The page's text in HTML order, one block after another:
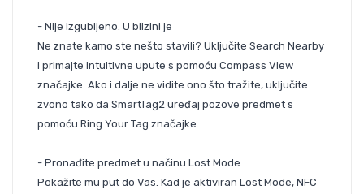
- Nije izgubljeno. U blizini je
Ne znate kamo ste nešto stavili? Uključite Search Nearby
i primajte intuitivne upute s pomoću Compass View
značajke. Ako i dalje ne vidite ono što tražite, uključite
zvono tako da SmartTag2 uređaj pozove predmet s
pomoću Ring Your Tag značajke.
- Pronađite predmet u načinu Lost Mode
Pokažite mu put do Vas. Kad je aktiviran Lost Mode, NFC